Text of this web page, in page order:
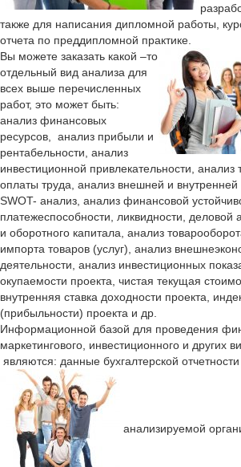
также для написания дипломной работы,
отчета по преддипломной практике.
Вы можете заказать какой –то
отдельный вид анализа для
всех выше перечисленных
работ, это может быть:
анализ финансовых
ресурсов, анализ прибыли и
рентабельности, анализ
инвестиционной привлекательности, анализ
оплаты труда, анализ внешней и внутренней
SWOT- анализ, анализ финансовой
платежеспособности, ликвидности, деловой
и оборотного капитала, анализ
импорта товаров (услуг), анализ
деятельности, анализ инвестиционных
окупаемости проекта, чистая текущая
внутренняя ставка доходности проекта,
(прибыльности) проекта и др.
Информационной базой для проведения
маркетингового, инвестиционного и других
являются: данные бухгалтерской отчетности
анализируемой